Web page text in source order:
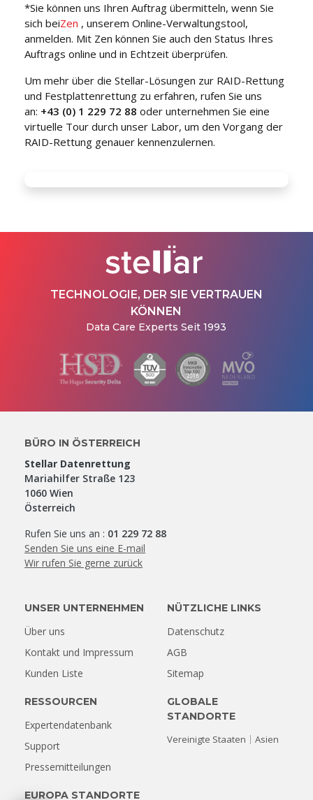
*Sie können uns Ihren Auftrag übermitteln, wenn Sie
sich beiZen , unserem Online-Verwaltungstool,
anmelden. Mit Zen können Sie auch den Status Ihres
Auftrags online und in Echtzeit überprüfen.
Um mehr über die Stellar-Lösungen zur RAID-Rettung
und Festplattenrettung zu erfahren, rufen Sie uns
an: +43 (0) 1 229 72 88oder unternehmen Sie eine
virtuelle Tour durch unser Labor, um den Vorgang der
RAID-Rettung genauer kennenzulernen.
TECHNOLOGIE, DER SIE VERTRAUEN
KÖNNEN
Data Care Experts Seit 1993
BÜRO IN ÖSTERREICH
Stellar Datenrettung
Mariahilfer Straße 123
1060 Wien
Österreich
Rufen Sie uns an : 01 229 72 88
Senden Sie uns eine E-mail
Wir rufen Sie gerne zurück
UNSER UNTERNEHMEN
Über uns
Kontakt und Impressum
Kunden Liste
NÜTZLICHE LINKS
Datenschutz
AGB
Sitemap
RESSOURCEN
Expertendatenbank
Support
Pressemitteilungen
EUROPA STANDORTE
GLOBALE
STANDORTE
Vereinigte Staaten
Asien